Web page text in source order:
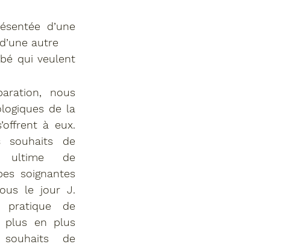
d’une
autre
qui veulent
nous
de la
à eux.
souhaits de
ultime de
soignantes
le jour J.
pratique de
plus en plus
de